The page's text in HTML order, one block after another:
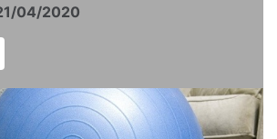
04/2020